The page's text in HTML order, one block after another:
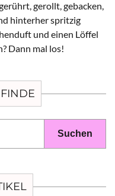
gerollt, gebacken,
hinterher spritzig
und einen Löffel
Dann mal los!